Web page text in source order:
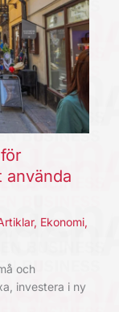
använda
, Ekonomi,
och
investera i ny